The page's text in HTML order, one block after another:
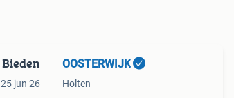
Bieden
25 jun 26
OOSTERWIJK
Holten